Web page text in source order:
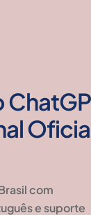
com
e suporte